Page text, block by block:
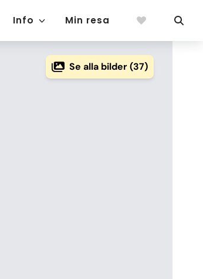
Info Min resa
Se alla bilder (37)